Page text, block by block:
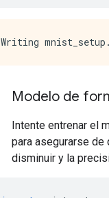
Modelo de
Intente entrenar el
para asegurarse de
disminuir y la